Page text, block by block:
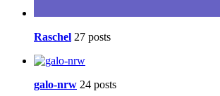
Raschel 27 posts
galo-nrw 24 posts